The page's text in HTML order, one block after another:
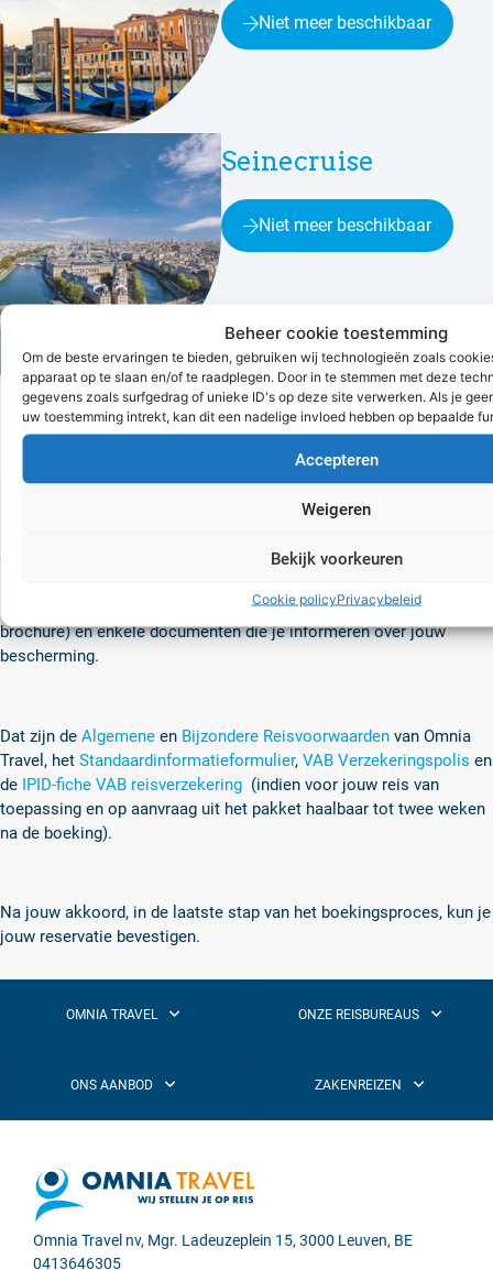
Beheer cookie toestemming
Om de beste ervaringen te bieden, gebruiken wij technologieën zoals
apparaat op te slaan en/of te raadplegen. Door in te stemmen met deze
gegevens zoals surfgedrag of unieke ID's op deze site verwerken. Als je
uw toestemming intrekt, kan dit een nadelige invloed hebben op bepaalde
Accepteren
Weigeren
Bekijk voorkeuren
Cookie policyPrivacybeleid
Niet meer beschikbaar
Seinecruise
Niet meer beschikbaar
een nog betere bescherming bij de reservatie van een groepsreis.
met de precontractuele informatie (reisprogramma volgens
brochure) en enkele documenten die je informeren over jouw
bescherming.
Dat zijn de Algemene en Bijzondere Reisvoorwaarden van Omnia
Travel, het Standaardinformatieformulier, VAB Verzekeringspolis en
de IPID-fiche VAB reisverzekering (indien voor jouw reis van
toepassing en op aanvraag uit het pakket haalbaar tot twee weken
na de boeking).
Na jouw akkoord, in de laatste stap van het boekingsproces, kun je
jouw reservatie bevestigen.
Omnia Travel nv, Mgr. Ladeuzeplein 15, 3000 Leuven, BE
0413646305